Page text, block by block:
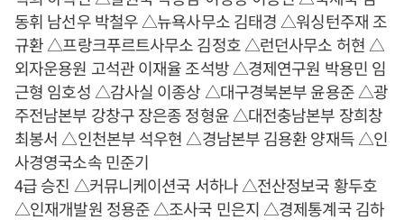
동휘 남선우 박철우 △뉴욕사무소 김태경 △워싱턴주재 조
규환 △프랑크푸르트사무소 김정호 △런던사무소 허현 △
외자운용원 고석관 이재율 조석방 △경제연구원 박용민 임
근형 임호성 △감사실 이종상 △대구경북본부 윤용준 △광
주전남본부 강창구 장은종 정형윤 △대전충남본부 장희창
최봉서 △인천본부 석우현 △경남본부 김용환 양재득 △인
사경영국소속 민준기
4급 승진 △커뮤니케이션국 서하나 △전산정보국 황두호
△인재개발원 정용준 △조사국 민은지 △경제통계국 김하